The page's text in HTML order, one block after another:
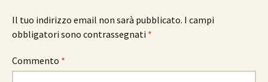
Il tuo indirizzo email non sarà pubblicato. I campi
obbligatori sono contrassegnati *
Commento *